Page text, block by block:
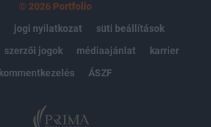
© 2026 Portfolio
jogi nyilatkozat
süti beállítások
szerzői jogok médiaajánlat
karrier
kommentkezelés
ÁSZF